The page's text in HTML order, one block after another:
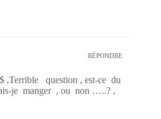
RÉPONDRE
,Terrible question , est-ce du
je manger , ou non …..? ,